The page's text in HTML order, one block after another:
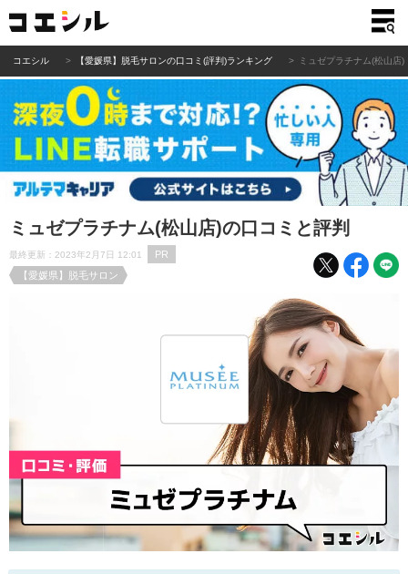
コエシル 【愛媛県】脱毛サロンの口コミ(評判)ランキング ミュゼプラチナム(松山店
ミュゼプラチナム(松山店)の口コミと評判
最終更新：2023年2月7日 12:01
PR
【愛媛県】脱毛サロン